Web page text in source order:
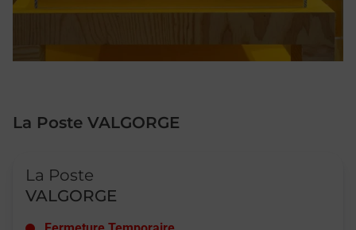
La Poste VALGORGE
La Poste
VALGORGE